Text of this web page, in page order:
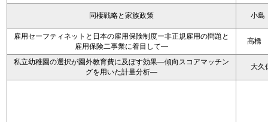
同棲戦略と家族政策 小
雇用セーフティネットと日本の雇用保険制度ー非正規雇用の問題と
雇用保険二事業に着目して―
高橋
私立幼稚園の選択が園外教育費に及ぼす効果―傾向スコアマッチン
グを用いた計量分析―
大久